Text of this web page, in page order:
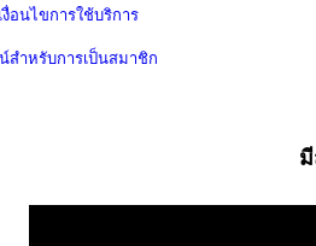
อนไขการใช้บริการ
สำหรับการเป็นสมาชิก